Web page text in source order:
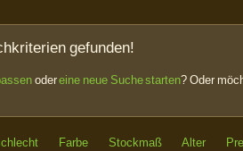
gefunden!
odereine neue Suche starten? Oder
Farbe Stockmaß Alter